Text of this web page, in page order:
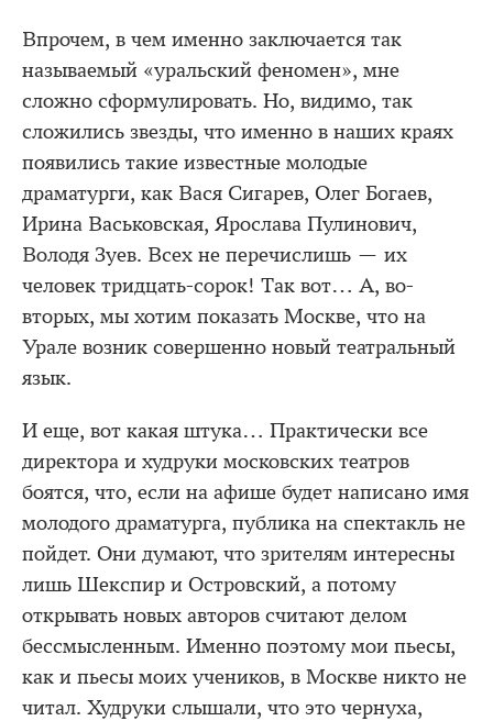
Впрочем, в чем именно заключается так
называемый «уральский феномен», мне
сложно сформулировать. Но, видимо, так
сложились звезды, что именно в наших краях
появились такие известные молодые
драматурги, как Вася Сигарев, Олег Богаев,
Ирина Васьковская, Ярослава Пулинович,
Володя Зуев. Всех не перечислишь — их
человек тридцать-сорок! Так вот… А, во-
вторых, мы хотим показать Москве, что на
Урале возник совершенно новый театральный
язык.
И еще, вот какая штука… Практически все
директора и худруки московских театров
боятся, что, если на афише будет написано имя
молодого драматурга, публика на спектакль не
пойдет. Они думают, что зрителям интересны
лишь Шекспир и Островский, а потому
открывать новых авторов считают делом
бессмысленным. Именно поэтому мои пьесы,
как и пьесы моих учеников, в Москве никто не
читал. Худруки слышали, что это чернуха,